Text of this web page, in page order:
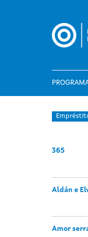
365
Aldán e
Amor